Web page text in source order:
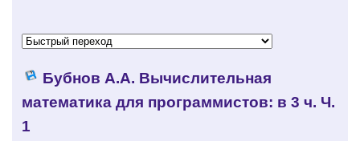
Бубнов А.А. Вычислительная
математика для программистов: в 3 ч. Ч.
1